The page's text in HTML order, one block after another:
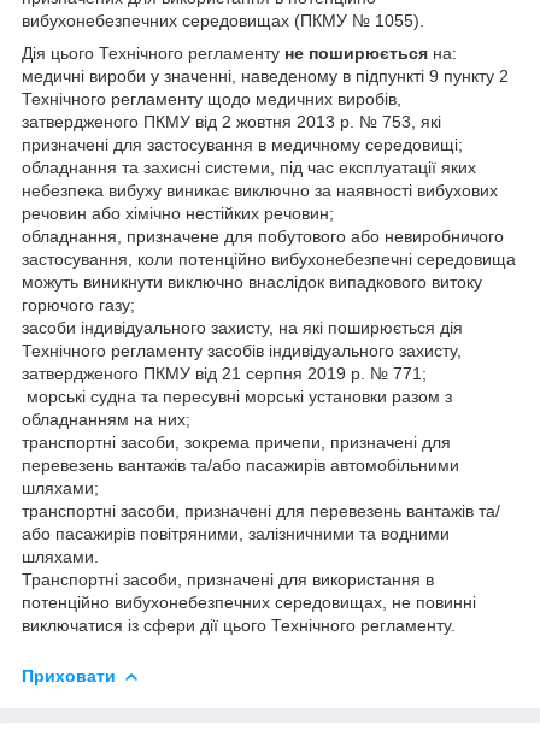
вибухонебезпечних середовищах (ПКМУ № 1055).
Дія цього Технічного регламенту не поширюється на:
медичні вироби у значенні, наведеному в підпункті 9 пункту 2
Технічного регламенту щодо медичних виробів,
затвердженого ПКМУ від 2 жовтня 2013 р. № 753, які
призначені для застосування в медичному середовищі;
обладнання та захисні системи, під час експлуатації яких
небезпека вибуху виникає виключно за наявності вибухових
речовин або хімічно нестійких речовин;
обладнання, призначене для побутового або невиробничого
застосування, коли потенційно вибухонебезпечні середовища
можуть виникнути виключно внаслідок випадкового витоку
горючого газу;
засоби індивідуального захисту, на які поширюється дія
Технічного регламенту засобів індивідуального захисту,
затвердженого ПКМУ від 21 серпня 2019 р. № 771;
морські судна та пересувні морські установки разом з
обладнанням на них;
транспортні засоби, зокрема причепи, призначені для
перевезень вантажів та/або пасажирів автомобільними
шляхами;
транспортні засоби, призначені для перевезень вантажів та/
або пасажирів повітряними, залізничними та водними
шляхами.
Транспортні засоби, призначені для використання в
потенційно вибухонебезпечних середовищах, не повинні
виключатися із сфери дії цього Технічного регламенту.
Приховати